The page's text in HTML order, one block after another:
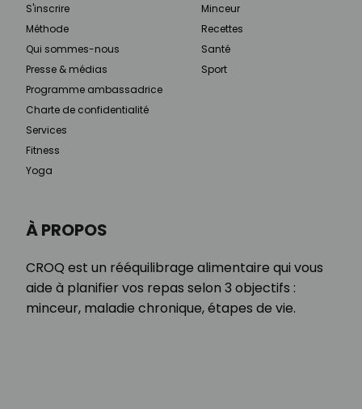
À PROPOS
CROQ est un rééquilibrage alimentaire qui vous
aide à planifier vos repas selon 3 objectifs :
minceur, maladie chronique, étapes de vie.
S'inscrire
Méthode
Qui sommes-nous
Presse & médias
Programme ambassadrice
Charte de confidentialité
Services
Fitness
Yoga
Minceur
Recettes
Santé
Sport